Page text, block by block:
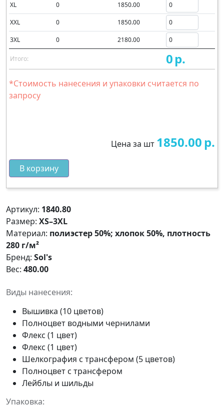
XL 0 1850.00
XXL 0 1850.00
3XL 0 2180.00
Итого: 0р.
*Стоимость нанесения и упаковки считается по
запросу
Цена за шт 1850.00р.
В корзину
Артикул: 1840.80
Размер: XS–3XL
Материал: полиэстер 50%; хлопок 50%, плотность
280 г/м²
Бренд: Sol's
Вес: 480.00
Виды нанесения:
Вышивка (10 цветов)
Полноцвет водными чернилами
Флекс (1 цвет)
Флекс (1 цвет)
Шелкография с трансфером (5 цветов)
Полноцвет с трансфером
Лейблы и шильды
Упаковка: